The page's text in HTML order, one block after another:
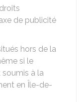
de publicité
hors de la
si le
à la
en Île-de-